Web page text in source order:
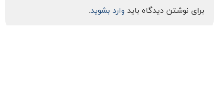
برای نوشتن دیدگاه باید وارد بشوید.